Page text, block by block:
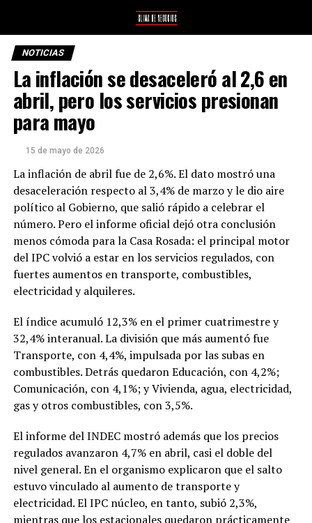
NOTICIAS
La inflación se desaceleró al 2,6 en
abril, pero los servicios presionan
para mayo
15 de mayo de 2026
La inflación de abril fue de 2,6%. El dato mostró una
desaceleración respecto al 3,4% de marzo y le dio aire
político al Gobierno, que salió rápido a celebrar el
número. Pero el informe oficial dejó otra conclusión
menos cómoda para la Casa Rosada: el principal motor
del IPC volvió a estar en los servicios regulados, con
fuertes aumentos en transporte, combustibles,
electricidad y alquileres.
El índice acumuló 12,3% en el primer cuatrimestre y
32,4% interanual. La división que más aumentó fue
Transporte, con 4,4%, impulsada por las subas en
combustibles. Detrás quedaron Educación, con 4,2%;
Comunicación, con 4,1%; y Vivienda, agua, electricidad,
gas y otros combustibles, con 3,5%.
El informe del INDEC mostró además que los precios
regulados avanzaron 4,7% en abril, casi el doble del
nivel general. En el organismo explicaron que el salto
estuvo vinculado al aumento de transporte y
electricidad. El IPC núcleo, en tanto, subió 2,3%,
mientras que los estacionales quedaron prácticamente